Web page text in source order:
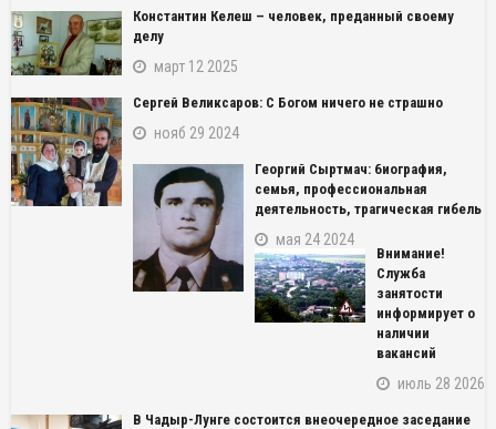
Константин Келеш – человек, преданный своему
делу
март 12 2025
Сергей Великсаров: С Богом ничего не страшно
нояб 29 2024
Георгий Сыртмач: биография,
семья, профессиональная
деятельность, трагическая гибель
мая 24 2024
Внимание!
Служба
занятости
информирует о
наличии
вакансий
июль 28 2026
В Чадыр-Лунге состоится внеочередное заседание